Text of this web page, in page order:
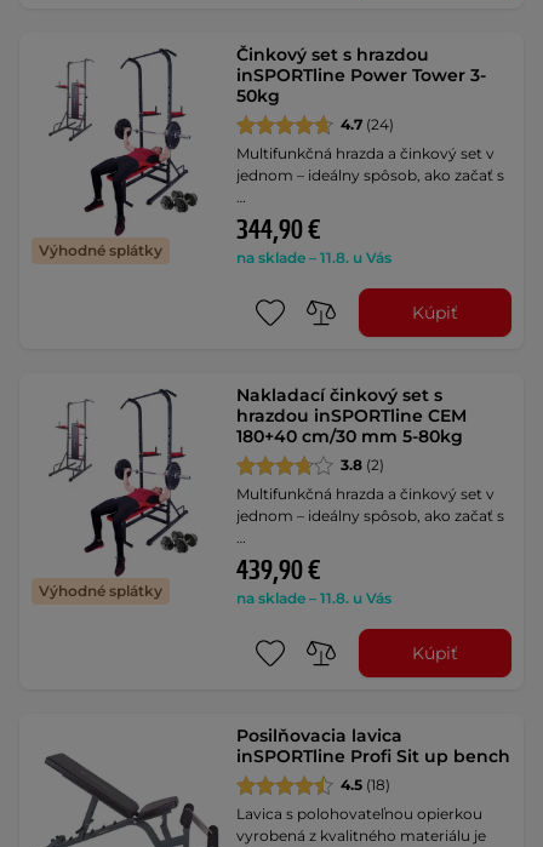
Výhodné splátky
Činkový set s hrazdou
inSPORTline Power Tower 3-
50kg
4.7 (24)
Multifunkčná hrazda a činkový set v
jednom – ideálny spôsob, ako začať s
…
344,90 €
na sklade – 11.8. u Vás
Kúpiť
Výhodné splátky
Nakladací činkový set s
hrazdou inSPORTline CEM
180+40 cm/30 mm 5-80kg
3.8 (2)
Multifunkčná hrazda a činkový set v
jednom – ideálny spôsob, ako začať s
…
439,90 €
na sklade – 11.8. u Vás
Kúpiť
Posilňovacia lavica
inSPORTline Profi Sit up bench
4.5 (18)
Lavica s polohovateľnou opierkou
vyrobená z kvalitného materiálu je